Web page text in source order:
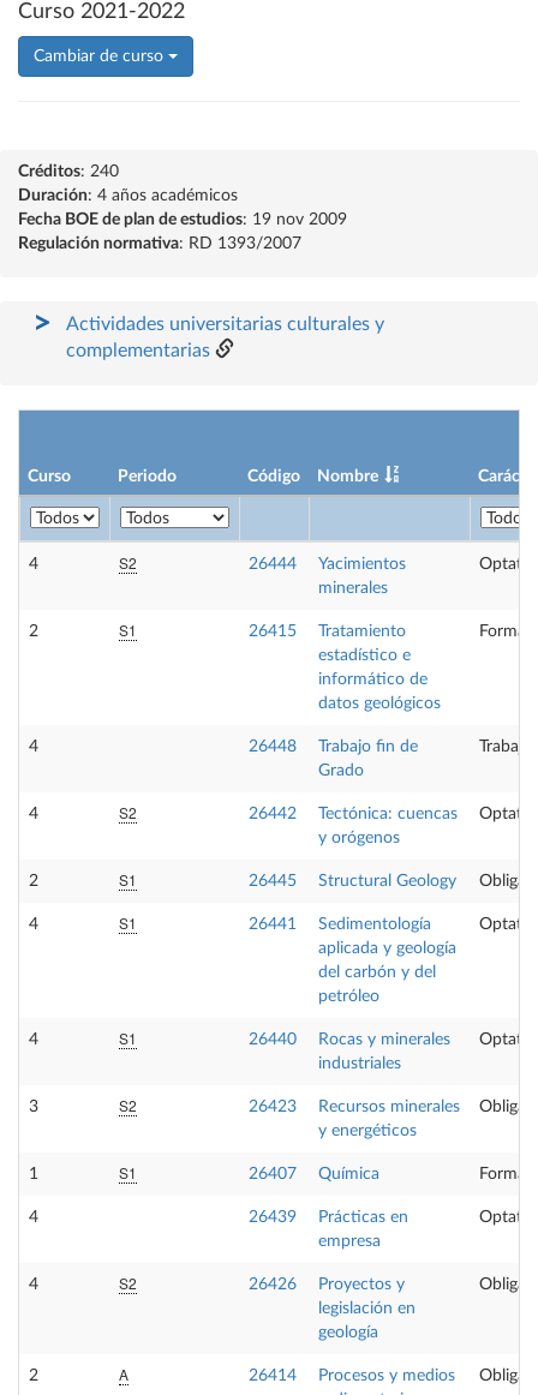
Curso 2021-2022
Cambiar de curso
Créditos: 240
Duración: 4 años académicos
Fecha BOE de plan de estudios: 19 nov 2009
Regulación normativa: RD 1393/2007
Actividades universitarias culturales y
complementarias
Curso Periodo Código Nombre
4 S2 26444
Yacimientos
minerales
2 S1 26415
Tratamiento
estadístico e
informático de
datos geológicos
4 26448
Trabajo fin de
Grado
4 S2 26442
Tectónica: cuencas
y orógenos
2 S1 26445 Structural Geology
4 S1 26441
Sedimentología
aplicada y geología
del carbón y del
petróleo
4 S1 26440
Rocas y minerales
industriales
3 S2 26423
Recursos minerales
y energéticos
1 S1 26407 Química
4 26439
Prácticas en
empresa
4 S2 26426
Proyectos y
legislación en
geología
2 A 26414
Procesos y medios